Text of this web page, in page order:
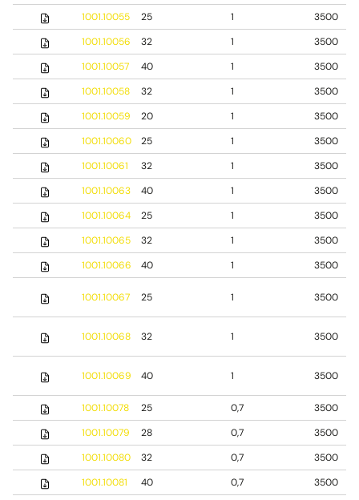
1001.10055
25 1
3500
1001.10056
32 1
3500
1001.10057
40 1
3500
1001.10058
32 1
3500
1001.10059
20 1
3500
1001.10060
25 1
3500
1001.10061
32 1
3500
1001.10063
40 1
3500
1001.10064
25 1
3500
1001.10065
32 1
3500
1001.10066
40 1 3500
1001.10067 25 1 3500
1001.10068 32 1 3500
1001.10069 40 1 3500
1001.10078 25 0,7
3500
1001.10079
28 0,7
3500
1001.10080
32 0,7
3500
1001.10081
40 0,7
3500